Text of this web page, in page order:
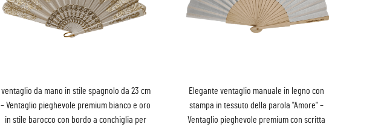
ventaglio da mano in stile spagnolo da 23 cm
– Ventaglio pieghevole premium bianco e oro
in stile barocco con bordo a conchiglia per
Elegante ventaglio manuale in legno con
stampa in tessuto della parola "Amore" –
Ventaglio pieghevole premium con scritta